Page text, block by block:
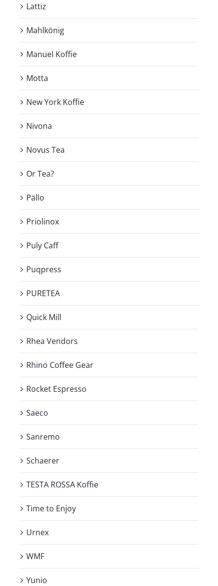
Lattiz
Mahlkönig
Manuel Koffie
Motta
New York Koffie
Nivona
Novus Tea
Or Tea?
Pällo
Priolinox
Puly Caff
Puqpress
PURETEA
Quick Mill
Rhea Vendors
Rhino Coffee Gear
Rocket Espresso
Saeco
Sanremo
Schaerer
TESTA ROSSA Koffie
Time to Enjoy
Urnex
WMF
Yunio